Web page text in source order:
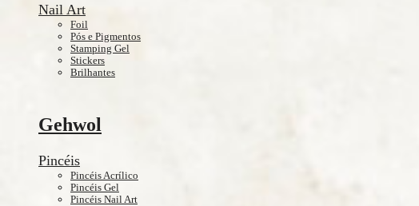
Nail Art
Foil
Pós e Pigmentos
Stamping Gel
Stickers
Brilhantes
Gehwol
Pincéis
Pincéis Acrílico
Pincéis Gel
Pincéis Nail Art